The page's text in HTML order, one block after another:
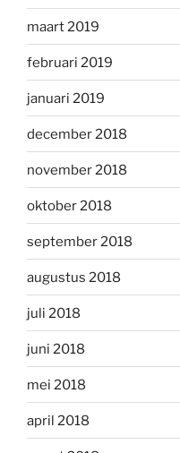
maart 2019
februari 2019
januari 2019
december 2018
november 2018
oktober 2018
september 2018
augustus 2018
juli 2018
juni 2018
mei 2018
april 2018